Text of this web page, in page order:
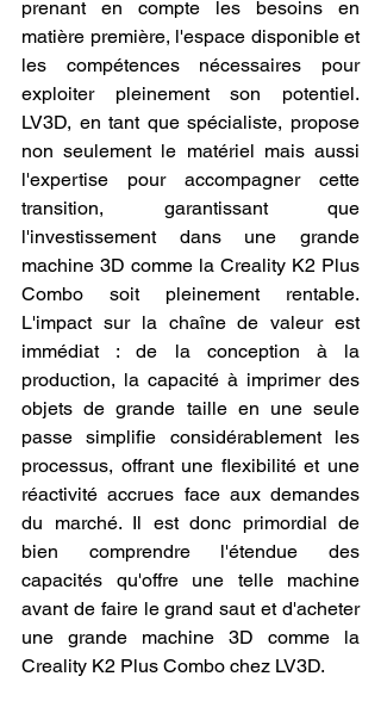
prenant en compte les besoins en
matière première, l'espace disponible et
les compétences nécessaires pour
exploiter pleinement son potentiel.
LV3D, en tant que spécialiste, propose
non seulement le matériel mais aussi
l'expertise pour accompagner cette
transition, garantissant que
l'investissement dans une grande
machine 3D comme la Creality K2 Plus
Combo soit pleinement rentable.
L'impact sur la chaîne de valeur est
immédiat : de la conception à la
production, la capacité à imprimer des
objets de grande taille en une seule
passe simplifie considérablement les
processus, offrant une flexibilité et une
réactivité accrues face aux demandes
du marché. Il est donc primordial de
bien comprendre l'étendue des
capacités qu'offre une telle machine
avant de faire le grand saut et d'acheter
une grande machine 3D comme la
Creality K2 Plus Combo chez LV3D.